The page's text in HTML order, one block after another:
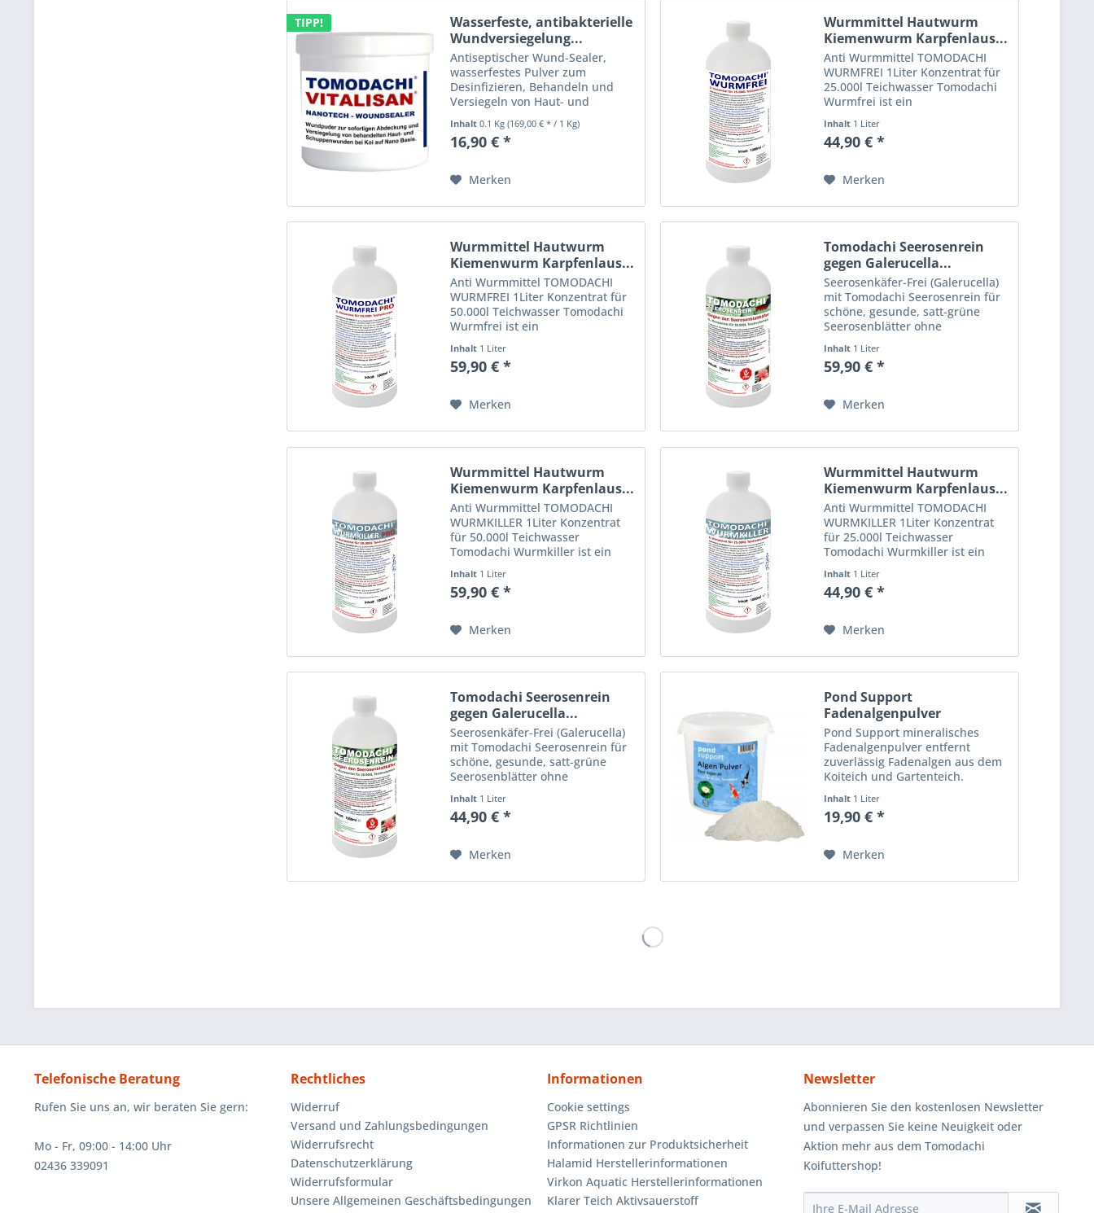
TIPP!
Wasserfeste, antibakterielle
Wundversiegelung...
Antiseptischer Wund-Sealer,
wasserfestes Pulver zum
Desinfizieren, Behandeln und
Versiegeln von Haut- und
Tomodachi Vitalisan
Wundversiegelung ist ein
sofortigen Abdeckung und...
Inhalt0.1 Kg(169,00 € * / 1 Kg)
16,90 € *
Merken
Wurmmittel Hautwurm
Kiemenwurm Karpfenlaus...
Anti Wurmmittel TOMODACHI
WURMFREI 1Liter Konzentrat für
25.000l Teichwasser Tomodachi
Wurmfrei ist ein
Teichbehandlungsmittel, das als
Entwicklungshemmer fungiert
und Wurmlarven und Wurmeier
beseitigt....
Inhalt 1 Liter
44,90 € *
Merken
Wurmmittel Hautwurm
Kiemenwurm Karpfenlaus...
Anti Wurmmittel TOMODACHI
WURMFREI 1Liter Konzentrat für
50.000l Teichwasser Tomodachi
Wurmfrei ist ein
Teichbehandlungsmittel, das als
Entwicklungshemmer fungiert
und Wurmlarven und Wurmeier
beseitigt....
Inhalt 1 Liter
59,90 € *
Merken
Tomodachi Seerosenrein
gegen Galerucella...
Seerosenkäfer-Frei (Galerucella)
mit Tomodachi Seerosenrein für
schöne, gesunde, satt-grüne
Seerosenblätter ohne
Seerosenkäfer-Fraß. Geben Sie
dem Seerosenkäfer keine
Chance! Keine Seerosenblattkäfer
Inhalt 1 Liter
59,90 € *
Merken
Wurmmittel Hautwurm
Kiemenwurm Karpfenlaus...
Anti Wurmmittel TOMODACHI
WURMKILLER 1Liter Konzentrat
für 50.000l Teichwasser
Tomodachi Wurmkiller ist ein
Entwicklungshemmer fungiert
und Wurmlarven und Wurmeier
beseitigt....
Inhalt 1 Liter
59,90 € *
Merken
Wurmmittel Hautwurm
Kiemenwurm Karpfenlaus...
Anti Wurmmittel TOMODACHI
WURMKILLER 1Liter Konzentrat
für 25.000l Teichwasser
Tomodachi Wurmkiller ist ein
Entwicklungshemmer fungiert
und Wurmlarven und Wurmeier
beseitigt....
Inhalt 1 Liter
44,90 € *
Merken
Tomodachi Seerosenrein
gegen Galerucella...
Seerosenkäfer-Frei (Galerucella)
mit Tomodachi Seerosenrein für
schöne, gesunde, satt-grüne
Seerosenblätter ohne
Seerosenkäfer-Fraß. Geben Sie
dem Seerosenkäfer keine
Chance! Keine Seerosenblattkäfer
Inhalt 1 Liter
44,90 € *
Merken
Pond Support
Fadenalgenpulver
mineralisch gegen...
Pond Support mineralisches
Fadenalgenpulver entfernt
zuverlässig Fadenalgen aus dem
Koiteich und Gartenteich.
Inhalt 1 Liter
19,90 € *
Merken
Telefonische Beratung
Rufen Sie uns an, wir beraten Sie gern:
Mo - Fr, 09:00 - 14:00 Uhr
02436 339091
Rechtliches
Widerruf
Versand und Zahlungsbedingungen
Widerrufsrecht
Datenschutzerklärung
Widerrufsformular
Unsere Allgemeinen Geschäftsbedingungen
Informationen
Cookie settings
GPSR Richtlinien
Informationen zur Produktsicherheit
Halamid Herstellerinformationen
Virkon Aquatic Herstellerinformationen
Klarer Teich Aktivsauerstoff
Newsletter
Abonnieren Sie den kostenlosen Newsletter
und verpassen Sie keine Neuigkeit oder
Aktion mehr aus dem Tomodachi
Koifuttershop!